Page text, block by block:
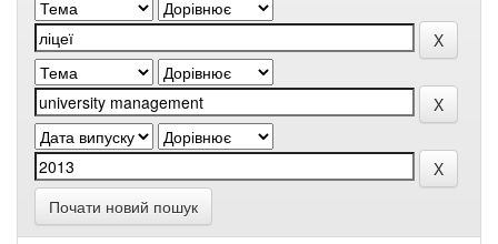
Почати новий пошук